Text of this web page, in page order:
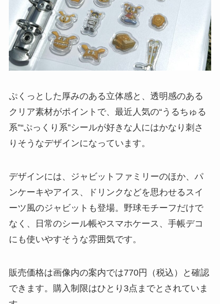
ぷくっとした厚みのある立体感と、透明感のある
クリア素材がポイントで、最近人気の“うるちゅる
系”“ぷっくり系”シールが好きな人にはかなり刺さ
りそうなデザインになっています。
デザインには、ジャビットファミリーのほか、パ
ンケーキやアイス、ドリンクなどを思わせるスイ
ーツ風のジャビットも登場。野球モチーフだけで
なく、日常のシール帳やスマホケース、手帳デコ
にも使いやすそうな雰囲気です。
販売価格は画像内の案内では770円（税込）と確認
できます。購入制限はひとり3点までとされていま